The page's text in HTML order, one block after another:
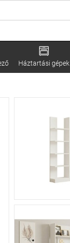
Háztartási gépek